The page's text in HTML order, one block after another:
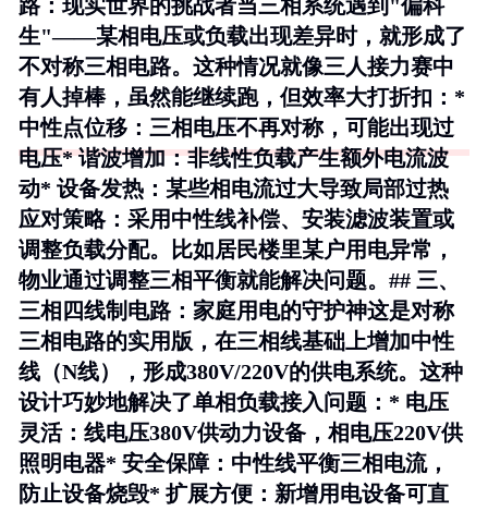
路：现实世界的挑战者当三相系统遇到"偏科
生"——某相电压或负载出现差异时，就形成了
不对称三相电路。这种情况就像三人接力赛中
有人掉棒，虽然能继续跑，但效率大打折扣：*
中性点位移 ：三相电压不再对称，可能出现过
电压*谐波增加：非线性负载产生额外电流波
动* 设备发热 ：某些相电流过大导致局部过热
应对策略：采用中性线补偿、安装滤波装置或
调整负载分配。比如居民楼里某户用电异常，
物业通过调整三相平衡就能解决问题。## 三、
三相四线制电路：家庭用电的守护神这是对称
三相电路的实用版，在三相线基础上增加中性
线（N线），形成380V/220V的供电系统。这种
设计巧妙地解决了单相负载接入问题：* 电压
灵活：线电压380V供动力设备，相电压220V供
照明电器* 安全保障：中性线平衡三相电流，
防止设备烧毁* 扩展方便 ：新增用电设备可直